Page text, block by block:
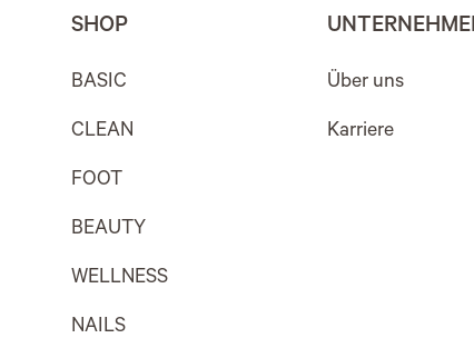
SHOP
BASIC
CLEAN
FOOT
BEAUTY
WELLNESS
NAILS
Über uns
Karriere